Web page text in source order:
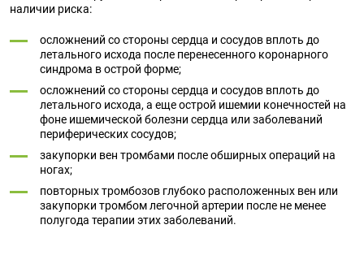
наличии риска:
осложнений со стороны сердца и сосудов вплоть до
летального исхода после перенесенного коронарного
синдрома в острой форме;
осложнений со стороны сердца и сосудов вплоть до
летального исхода, а еще острой ишемии конечностей на
фоне ишемической болезни сердца или заболеваний
периферических сосудов;
закупорки вен тромбами после обширных операций на
ногах;
повторных тромбозов глубоко расположенных вен или
закупорки тромбом легочной артерии после не менее
полугода терапии этих заболеваний.